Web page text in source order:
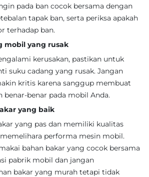
pada ban cocok bersama dengan
tapak ban, serta periksa apakah
terhadap ban.
mobil yang rusak
kerusakan, pastikan untuk
suku cadang yang rusak. Jangan
kritis karena sanggup membuat
benar-benar pada mobil Anda.
yang baik
yang pas dan memiliki kualitas
performa mesin mobil.
bahan bakar yang cocok bersama
pabrik mobil dan jangan
bakar yang murah tetapi tidak